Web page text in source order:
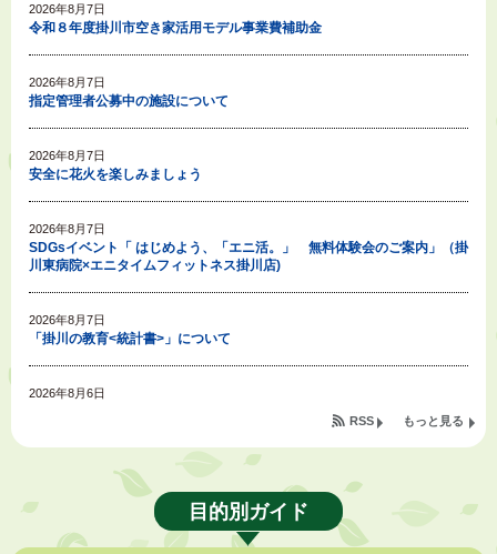
2026年8月7日
令和８年度掛川市空き家活用モデル事業費補助金
2026年8月7日
指定管理者公募中の施設について
2026年8月7日
安全に花火を楽しみましょう
2026年8月7日
SDGsイベント「 はじめよう、「エニ活。」 無料体験会のご案内」（掛
川東病院×エニタイムフィットネス掛川店)
2026年8月7日
「掛川の教育<統計書>」について
2026年8月6日
令和８年度公民館等（大東北公民館、大須賀中央公民館）講座のお知らせ
熱中症対策「クーリングシェルター」の設置について
2026年8月6日
もっと見る
RSS
目的別ガイド